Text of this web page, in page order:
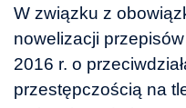
W związku z
nowelizacji
2016 r. o
przestępczością na